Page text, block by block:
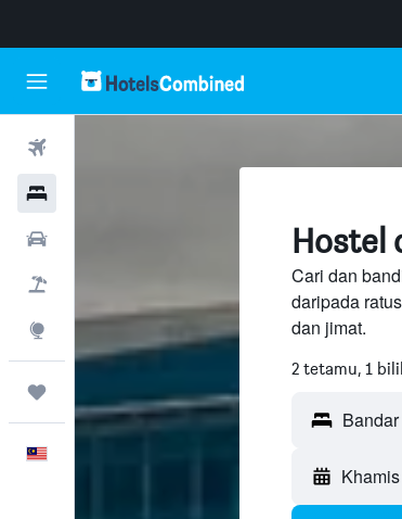
Hostel
Cari dan
daripada
dan jimat.
2 tetamu, 1